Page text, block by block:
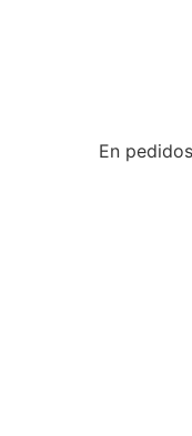
En